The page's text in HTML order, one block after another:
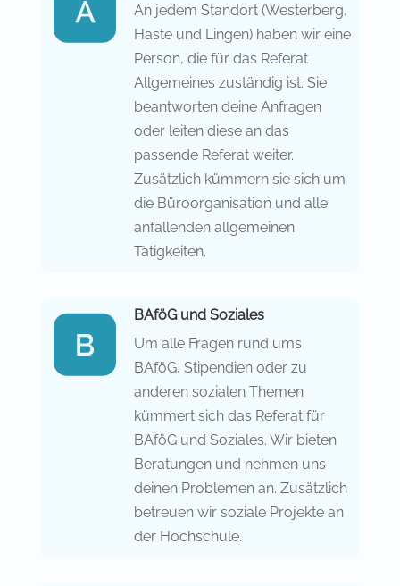
An jedem Standort (Westerberg,
Haste und Lingen) haben wir eine
Person, die für das Referat
Allgemeines zuständig ist. Sie
beantworten deine Anfragen
oder leiten diese an das
passende Referat weiter.
Zusätzlich kümmern sie sich um
die Büroorganisation und alle
anfallenden allgemeinen
Tätigkeiten.
BAföG und Soziales
Um alle Fragen rund ums
BAföG, Stipendien oder zu
anderen sozialen Themen
kümmert sich das Referat für
BAföG und Soziales. Wir bieten
Beratungen und nehmen uns
deinen Problemen an. Zusätzlich
betreuen wir soziale Projekte an
der Hochschule.